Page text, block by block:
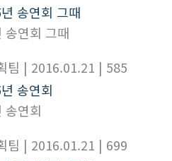
연회 그때
팀 | 2016.01.21 | 585
연회
팀 | 2016.01.21 | 699